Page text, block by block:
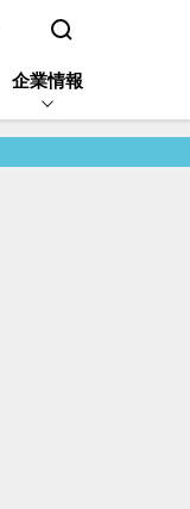
検索窓を開く
企業情報